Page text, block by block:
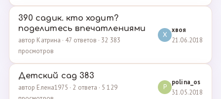
390 садик. кто ходит?
поделитесь впечатлениями
автор Катрина · 47 ответов · 32 383
просмотров
Х
хвоя
21.06.2018
Детский сад 383
автор Елена1975 · 2 ответа · 5 129
P
polina_os
31.05.2018